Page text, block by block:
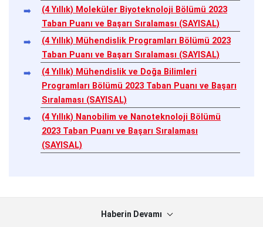
(4 Yıllık) Moleküler Biyoteknoloji Bölümü 2023
Taban Puanı ve Başarı Sıralaması (SAYISAL)
(4 Yıllık) Mühendislik Programları Bölümü 2023
Taban Puanı ve Başarı Sıralaması (SAYISAL)
(4 Yıllık) Mühendislik ve Doğa Bilimleri
Programları Bölümü 2023 Taban Puanı ve Başarı
Sıralaması (SAYISAL)
(4 Yıllık) Nanobilim ve Nanoteknoloji Bölümü
2023 Taban Puanı ve Başarı Sıralaması
(SAYISAL)
Haberin Devamı